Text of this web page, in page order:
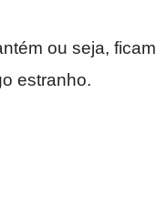
ou seja, ficam
estranho.